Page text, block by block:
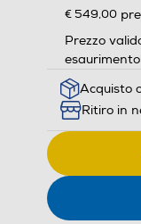
€ 549,00
Prezzo
Acquisto
Ritiro in